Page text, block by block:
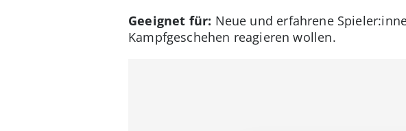
Geeignet für: Neue und erfahrene
Kampfgeschehen reagieren wollen.